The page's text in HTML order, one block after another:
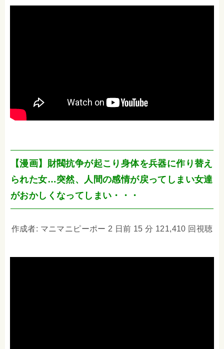
【漫画】財閥抗争が起こり身体を兵器に作り替え
られた女…突然、人間の感情が戻ってしまい女達
がおかしくなってしまい・・・
作成者: マニマニピーポー 2 日前 15 分 121,410 回視聴